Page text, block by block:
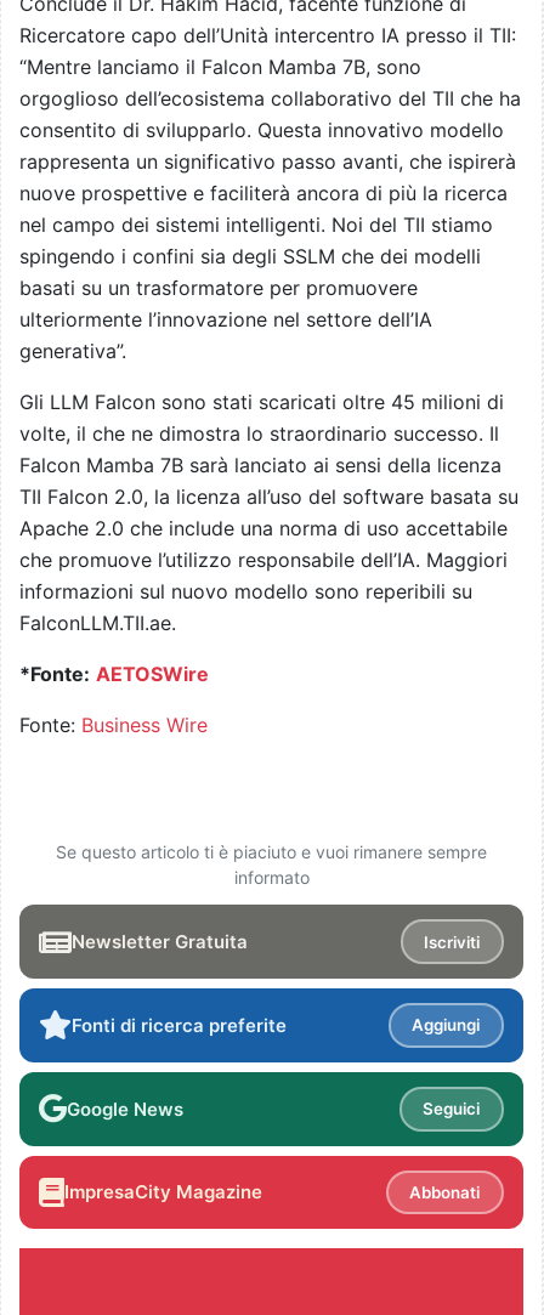
Ricercatore capo dell’Unità intercentro IA presso il TII:
“Mentre lanciamo il Falcon Mamba 7B, sono
orgoglioso dell’ecosistema collaborativo del TII che ha
consentito di svilupparlo. Questa innovativo modello
rappresenta un significativo passo avanti, che ispirerà
nuove prospettive e faciliterà ancora di più la ricerca
nel campo dei sistemi intelligenti. Noi del TII stiamo
spingendo i confini sia degli SSLM che dei modelli
basati su un trasformatore per promuovere
ulteriormente l’innovazione nel settore dell’IA
generativa”.
Gli LLM Falcon sono stati scaricati oltre 45 milioni di
volte, il che ne dimostra lo straordinario successo. Il
Falcon Mamba 7B sarà lanciato ai sensi della licenza
TII Falcon 2.0, la licenza all’uso del software basata su
Apache 2.0 che include una norma di uso accettabile
che promuove l’utilizzo responsabile dell’IA. Maggiori
informazioni sul nuovo modello sono reperibili su
FalconLLM.TII.ae.
*Fonte: AETOSWire
Fonte: Business Wire
Se questo articolo ti è piaciuto e vuoi rimanere sempre
informato
Newsletter Gratuita Iscriviti
Fonti di ricerca preferite Aggiungi
Google News Seguici
ImpresaCity Magazine Abbonati